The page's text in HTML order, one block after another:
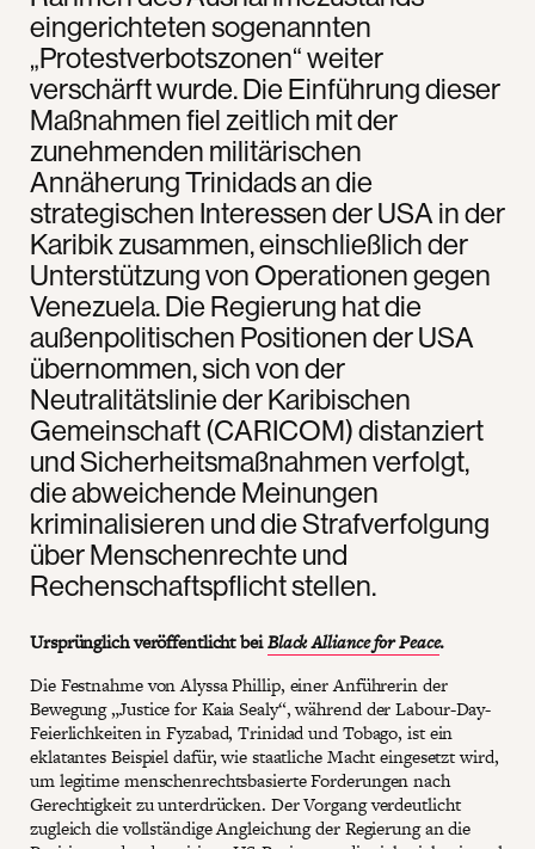
eingerichteten sogenannten
„Protestverbotszonen“ weiter
verschärft wurde. Die Einführung dieser
Maßnahmen fiel zeitlich mit der
zunehmenden militärischen
Annäherung Trinidads an die
strategischen Interessen der USA in der
Karibik zusammen, einschließlich der
Unterstützung von Operationen gegen
Venezuela. Die Regierung hat die
außenpolitischen Positionen der USA
übernommen, sich von der
Neutralitätslinie der Karibischen
Gemeinschaft (CARICOM) distanziert
und Sicherheitsmaßnahmen verfolgt,
die abweichende Meinungen
kriminalisieren und die Strafverfolgung
über Menschenrechte und
Rechenschaftspflicht stellen.
Ursprünglich veröffentlicht beiBlack Alliance for Peace.
Die Festnahme von Alyssa Phillip, einer Anführerin der
Bewegung „Justice for Kaia Sealy“, während der Labour-Day-
Feierlichkeiten in Fyzabad, Trinidad und Tobago, ist ein
eklatantes Beispiel dafür, wie staatliche Macht eingesetzt wird,
um legitime menschenrechtsbasierte Forderungen nach
Gerechtigkeit zu unterdrücken. Der Vorgang verdeutlicht
zugleich die vollständige Angleichung der Regierung an die